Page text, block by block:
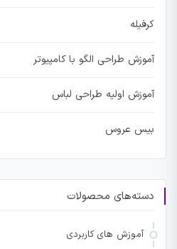
کرفیله
آموزش طراحی الگو با کامپیوتر
آموزش اولیه طراحی لباس
بیس عروس
دسته‌های محصولات
آموزش های کاربردی